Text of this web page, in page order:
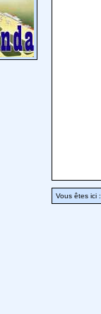
Vous êtes ici :